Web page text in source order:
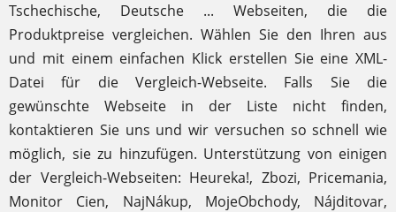
Tschechische, Deutsche ... Webseiten, die die
Produktpreise vergleichen. Wählen Sie den Ihren aus
und mit einem einfachen Klick erstellen Sie eine XML-
Datei für die Vergleich-Webseite. Falls Sie die
gewünschte Webseite in der Liste nicht finden,
kontaktieren Sie uns und wir versuchen so schnell wie
möglich, sie zu hinzufügen. Unterstützung von einigen
der Vergleich-Webseiten: Heureka!, Zbozi, Pricemania,
Monitor Cien, NajNákup, MojeObchody, Nájditovar,